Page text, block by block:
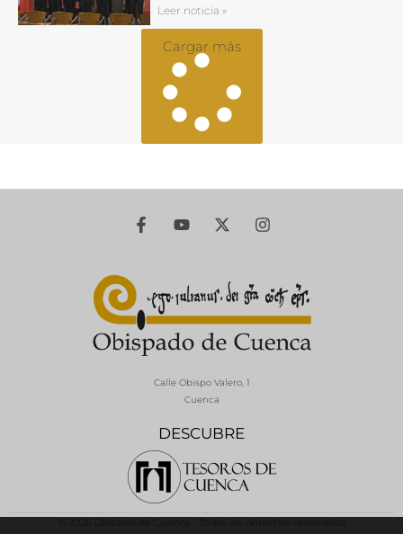
Leer noticia »
Cargar más
DESCUBRE
Calle Obispo Valero, 1
Cuenca